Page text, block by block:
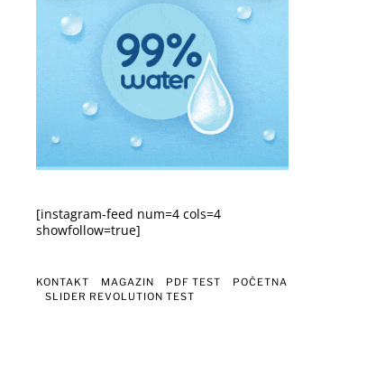
[instagram-feed num=4 cols=4
showfollow=true]
KONTAKT MAGAZIN PDF TEST
POČETNA
SLIDER REVOLUTION TEST